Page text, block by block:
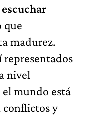
que
madurez.
representados
nivel
mundo está
conflictos y